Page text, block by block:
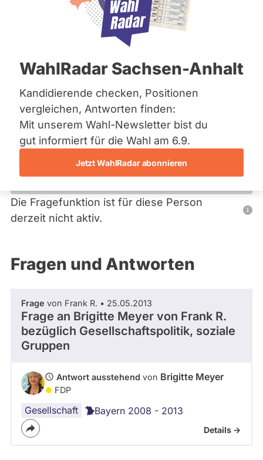
Bremen
Hamburg
Mecklenburg-Vorpommern
Nordrhein-Westfalen
Saarland
Sachsen
Sachsen-Anhalt
Sachsen-Anhalt
Schleswig-Holstein
Thüringen
Archiv
Über uns
WahlRadar Sachsen-Anhalt
Kandidierende checken, Positionen
vergleichen, Antworten finden:
Mit unserem Wahl-Newsletter bist du
gut informiert für die Wahl am 6.9.
Jetzt WahlRadar abonnieren
Reiter
Brigitte Meyer
FDP
Diese Politikerin hat kein aktuelles und kein zukünftiges
Mandat und keine Direktandidatur auf Landes-, Bundes-
oder EU-Ebene. Mögliche Kandidaturen über eine
Wahlliste werden bei uns nicht erfasst.
Die Fragefunktion ist für diese Person
derzeit nicht aktiv.
Nur
aktiven
oder
Mandaten
können
über
befragt
werden.
Fragen und Antworten
Frage von Frank R. • 25.05.2013
Frage an Brigitte Meyer von Frank R.
bezüglich Gesellschaftspolitik, soziale
Gruppen
Antwort ausstehend von Brigitte Meyer
FDP
Gesellschaft Bayern 2008 - 2013
Details ->